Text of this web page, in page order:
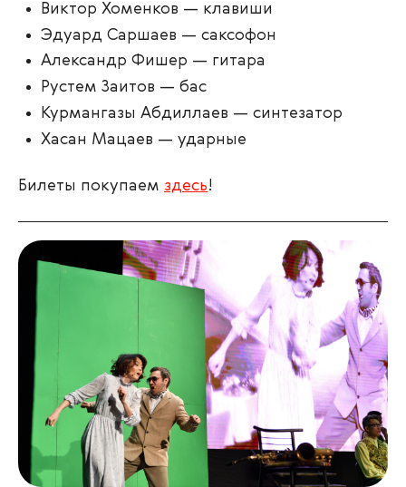
Виктор Хоменков — клавиши
Эдуард Саршаев — саксофон
Александр Фишер — гитара
Рустем Заитов — бас
Курмангазы Абдиллаев — синтезатор
Хасан Мацаев — ударные
Билеты покупаем здесь!